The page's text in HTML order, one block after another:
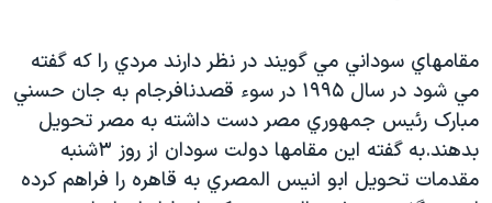
اصلی
جهش
به
جستجو
ورزشی
گزیده‌ها
ویژه برنامه‌ها
ویدیوها
جام جهانی ۲۰۲۶
عملیات خشم حماسی
بایگانی برنامه‌های تلویزیونی
فرکانس‌های صدای آمریکا
پخش رادیویی
یادگیری زبان انگلیسی
مقامهاي سوداني مي گويند در نظر دارند مردي را که گفته
مي شود در سال ۱۹۹۵ در سوء قصدنافرجام به جان حسني
مبارک رئيس جمهوري مصر دست داشته به مصر تحويل
بدهند.به گفته اين مقامها دولت سودان از روز ۳شنبه
مقدمات تحويل ابو انيس المصري به قاهره را فراهم کرده